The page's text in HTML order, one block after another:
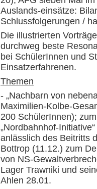
Auslands-einsätze:
Schlussfolgerungen /
Die illustrierten
durchweg beste
bei SchülerInnen und
Einsatzerfahrenen.
Themen
- „Nachbarn von
Maximilien-Kolbe-
200 SchülerInnen);
„Nordbahnhof-
anlässlich des Beitritts
Bottrop (11.12.) zum
von NS-
Lager Trawniki und
Ahlen 28.01.